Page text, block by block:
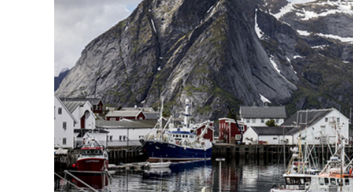
Đảo Lofoten:
Đây là một quần đảo nằm ở phía Bắc của Na Uy,
trắng và những ngôi làng nhỏ xinh xắn. Đảo
nước khách du lịch có thể thưởng thức những món
ngắm cực quang nổi tiếng, khiến cho bầu trời trở nên